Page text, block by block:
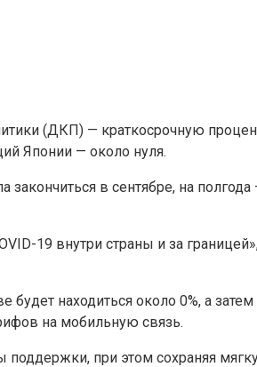
(ДКП) — краткосрочную
Японии — около нуля.
в сентябре, на
19 внутри страны и за
находиться около 0%, а затем
на мобильную связь.
поддержки, при этом сохраняя